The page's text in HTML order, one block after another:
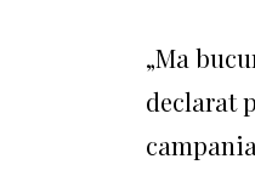
„Ma
declarat